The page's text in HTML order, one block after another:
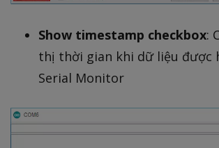
Show timestamp checkbox:
thị thời gian khi dữ liệu được
Serial Monitor